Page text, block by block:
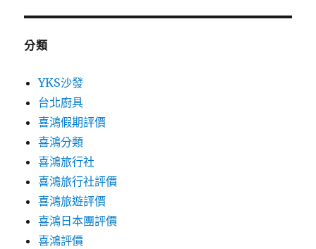
分類
YKS沙發
台北廚具
喜鴻假期評價
喜鴻分類
喜鴻旅行社
喜鴻旅行社評價
喜鴻旅遊評價
喜鴻日本團評價
喜鴻評價